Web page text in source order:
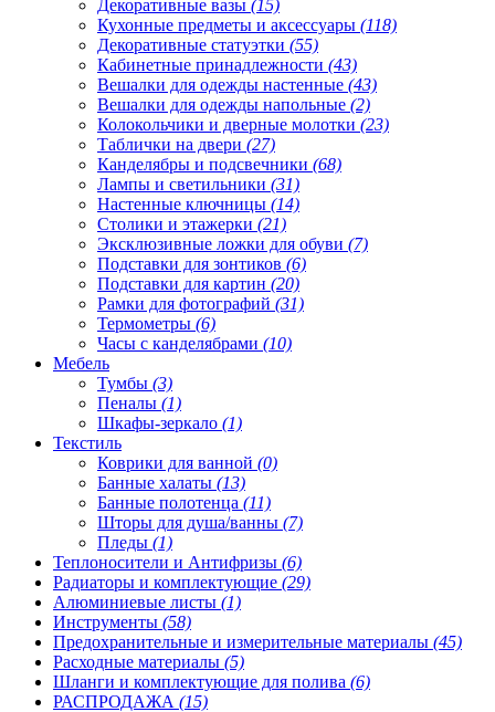
Декоративные вазы (15)
Кухонные предметы и аксессуары (118)
Декоративные статуэтки (55)
Кабинетные принадлежности (43)
Вешалки для одежды настенные (43)
Вешалки для одежды напольные (2)
Колокольчики и дверные молотки (23)
Таблички на двери (27)
Канделябры и подсвечники (68)
Лампы и светильники (31)
Настенные ключницы (14)
Столики и этажерки (21)
Эксклюзивные ложки для обуви (7)
Подставки для зонтиков (6)
Подставки для картин (20)
Рамки для фотографий (31)
Термометры (6)
Часы с канделябрами (10)
Мебель
Тумбы (3)
Пеналы (1)
Шкафы-зеркало (1)
Текстиль
Коврики для ванной (0)
Банные халаты (13)
Банные полотенца (11)
Шторы для душа/ванны (7)
Пледы (1)
Теплоносители и Антифризы (6)
Радиаторы и комплектующие (29)
Алюминиевые листы (1)
Инструменты (58)
Предохранительные и измерительные материалы (45)
Расходные материалы (5)
Шланги и комплектующие для полива (6)
РАСПРОДАЖА (15)